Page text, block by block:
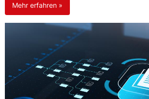
Mehr erfahren »